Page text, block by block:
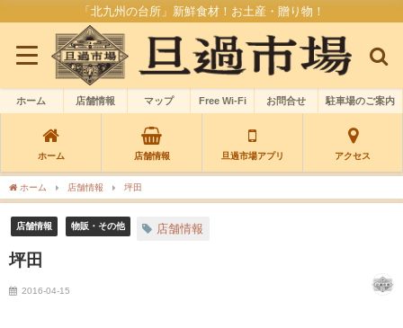
「北九州の台所」新鮮食材！お土産・贈り物！
ホーム 店舗情報 マップ Free Wi-Fi お問合せ 駐車場のご案内
ホーム 店舗情報 旦過市場アプリ アクセス
ホーム 店舗情報 坪田
店舗情報 物販・その他 店舗情報
坪田
2016-04-15